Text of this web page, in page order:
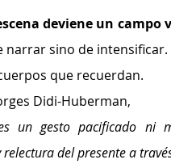
deviene un
narrar sino de
que recuerdan.
Didi-Huberman,
un gesto pacificado ni
del presente a